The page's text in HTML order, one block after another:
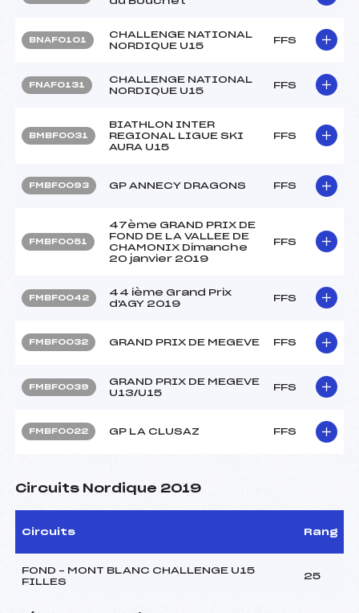
BNAF0101
CHALLENGE NATIONAL
NORDIQUE U15
FFS
FNAF0131
CHALLENGE NATIONAL
NORDIQUE U15
FFS
BMBF0031
BIATHLON INTER
REGIONAL LIGUE SKI
AURA U15
FFS
FMBF0093 GP ANNECY DRAGONS FFS
FMBF0051
47ème GRAND PRIX DE
FOND DE LA VALLEE DE
CHAMONIX Dimanche
20 janvier 2019
FFS
FMBF0042
44 ième Grand Prix
d'AGY 2019
FFS
FMBF0032 GRAND PRIX DE MEGEVE FFS
FMBF0039
GRAND PRIX DE MEGEVE
U13/U15
FFS
FMBF0022 GP LA CLUSAZ FFS
Circuits Nordique 2019
Circuits Rang
FOND – MONT BLANC CHALLENGE U15
FILLES
25